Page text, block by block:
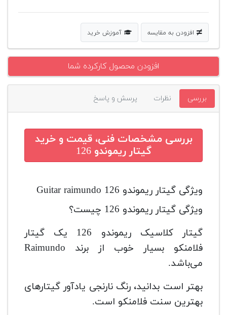
دست
دوم
افزودن
محصول
دوم
افزودن به مقایسه آموزش خرید
افزودن محصول کارکرده شما
بررسی نظرات پرسش و پاسخ
بررسی مشخصات فنی، قیمت و خرید
گیتار ریموندو 126
ویژگی گیتار ریموندو 126 Guitar raimundo
ویژگی گیتار ریموندو 126 چیست؟
گیتار کلاسیک ریموندو 126 یک گیتار
فلامنکو بسیار خوب از برند Raimundo
می‌باشد.
بهتر است بدانید، رنگ نارنجی یادآور گیتارهای
بهترین سنت فلامنکو است.